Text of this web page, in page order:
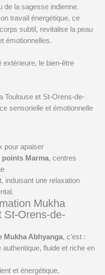
de la sagesse indienne.
travail énergétique, ce
subtil, revitalise la peau
émotionnelles.
extérieure, le bien-être
Toulouse et St-Orens-de-
sensorielle et émotionnelle
pour apaiser
points Marma, centres
induisant une relaxation
Mukha
St-Orens-de-
Mukha Abhyanga, c’est :
fluide et riche en
et énergétique,